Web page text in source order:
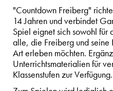
"Countdown Freiberg"
14 Jahren und verbindet
Spiel eignet sich sowohl für
alle, die Freiberg und seine
Art erleben möchten.
Unterrichtsmaterialien für
Klassenstufen zur Verfügung.